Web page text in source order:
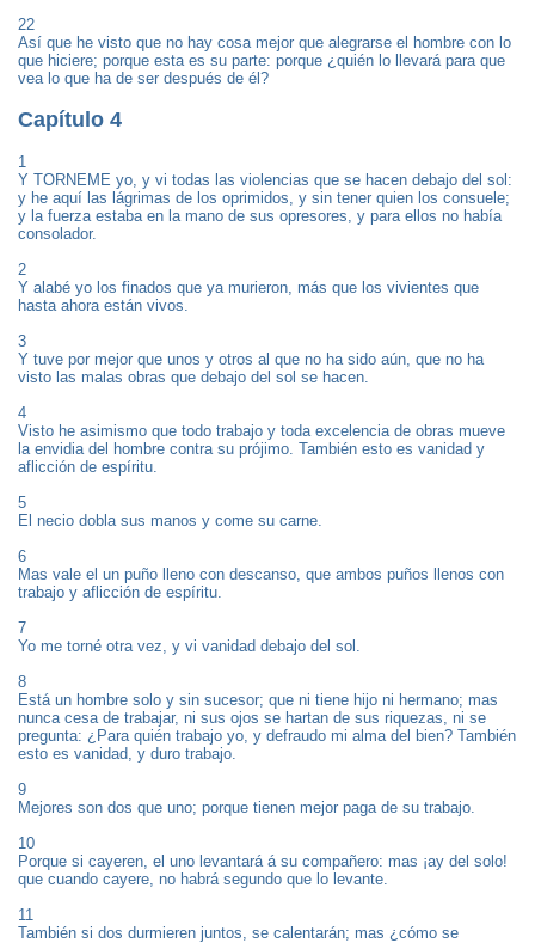
22
Así que he visto que no hay cosa mejor que alegrarse el hombre con lo
que hiciere; porque esta es su parte: porque ¿quién lo llevará para que
vea lo que ha de ser después de él?
Capítulo 4
1
Y TORNEME yo, y vi todas las violencias que se hacen debajo del sol:
y he aquí las lágrimas de los oprimidos, y sin tener quien los consuele;
y la fuerza estaba en la mano de sus opresores, y para ellos no había
consolador.
2
Y alabé yo los finados que ya murieron, más que los vivientes que
hasta ahora están vivos.
3
Y tuve por mejor que unos y otros al que no ha sido aún, que no ha
visto las malas obras que debajo del sol se hacen.
4
Visto he asimismo que todo trabajo y toda excelencia de obras mueve
la envidia del hombre contra su prójimo. También esto es vanidad y
aflicción de espíritu.
5
El necio dobla sus manos y come su carne.
6
Mas vale el un puño lleno con descanso, que ambos puños llenos con
trabajo y aflicción de espíritu.
7
Yo me torné otra vez, y vi vanidad debajo del sol.
8
Está un hombre solo y sin sucesor; que ni tiene hijo ni hermano; mas
nunca cesa de trabajar, ni sus ojos se hartan de sus riquezas, ni se
pregunta: ¿Para quién trabajo yo, y defraudo mi alma del bien? También
esto es vanidad, y duro trabajo.
9
Mejores son dos que uno; porque tienen mejor paga de su trabajo.
10
Porque si cayeren, el uno levantará á su compañero: mas ¡ay del solo!
que cuando cayere, no habrá segundo que lo levante.
11
También si dos durmieren juntos, se calentarán; mas ¿cómo se